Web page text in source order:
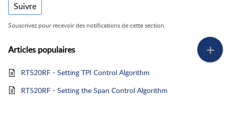
Suivre
Souscrivez pour recevoir des notifications de cette section.
Articles populaires
RT520RF - Setting TPI Control Algorithm
RT520RF - Setting the Span Control Algorithm